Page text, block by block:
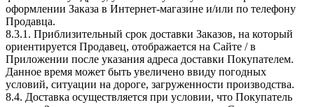
оформлении Заказа в Интернет-магазине и/или по телефону
Продавца.
8.3.1. Приблизительный срок доставки Заказов, на который
ориентируется Продавец, отображается на Сайте / в
Приложении после указания адреса доставки Покупателем.
Данное время может быть увеличено ввиду погодных
условий, ситуации на дороге, загруженности производства.
8.4. Доставка осуществляется при условии, что Покупатель